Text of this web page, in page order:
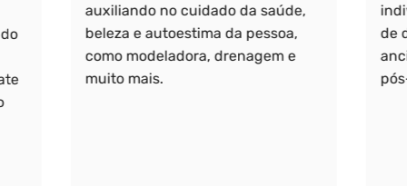
auxiliando no cuidado da saúde,
beleza e autoestima da pessoa,
como modeladora, drenagem e
muito mais.
de